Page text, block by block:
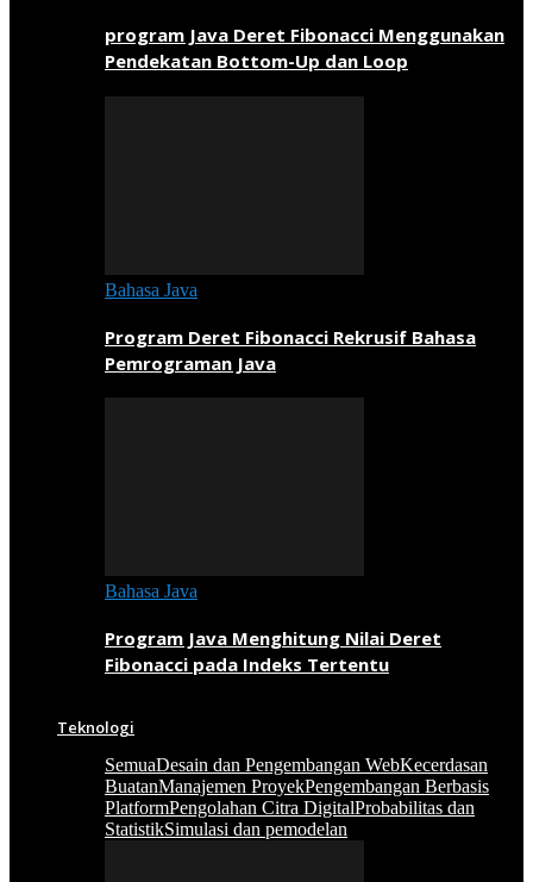
program Java Deret Fibonacci Menggunakan
Pendekatan Bottom-Up dan Loop
Bahasa Java
Program Deret Fibonacci Rekrusif Bahasa
Pemrograman Java
Bahasa Java
Program Java Menghitung Nilai Deret
Fibonacci pada Indeks Tertentu
Teknologi
SemuaDesain dan Pengembangan WebKecerdasan
BuatanManajemen ProyekPengembangan Berbasis
PlatformPengolahan Citra DigitalProbabilitas dan
StatistikSimulasi dan pemodelan